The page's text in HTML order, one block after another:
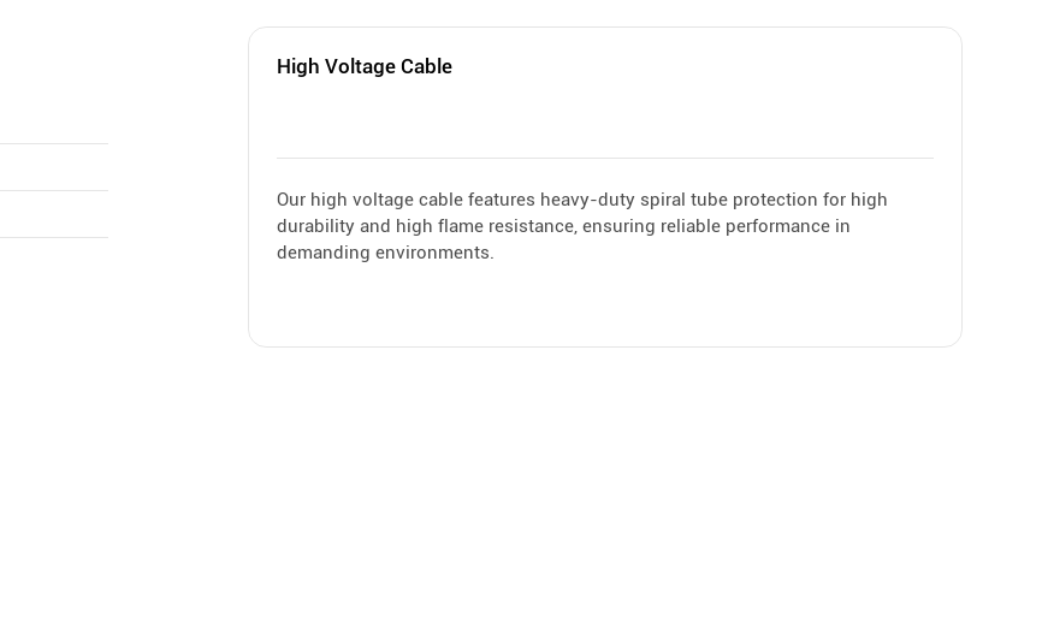
High Voltage Cable
Our high voltage cable features heavy-duty spiral tube protection for high
durability and high flame resistance, ensuring reliable performance in
demanding environments.